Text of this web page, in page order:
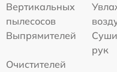
Вертикальных
пылесосов
Выпрямителей
рук
Очистителей